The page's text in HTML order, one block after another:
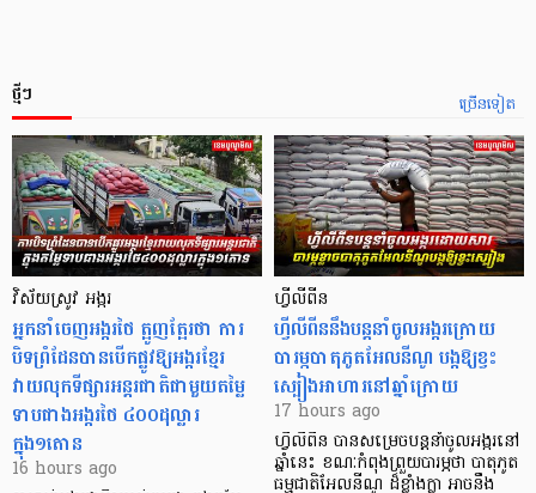
ច្រើនទៀត
ថ្មីៗ
វិស័យស្រូវ អង្ករ
អ្នកនាំចេញអង្ករថៃ ត្អូញត្អែរថា ការ
បិទព្រំដែនបានបើកផ្លូវឱ្យអង្ករខ្មែរ
វាយលុកទីផ្សារអន្តរជាតិជាមួយតម្លៃ
ទាបជាងអង្ករថៃ ៤០០ដុល្លារ
ក្នុង១តោន
16 hours ago
ហ្វីលីពីន
ហ្វីលីពីននឹងបន្តនាំចូលអង្ករក្រោយ
បារម្ភបាតុភូតអែលនីណូ បង្កឱ្យខ្វះ
ស្បៀងអាហារនៅឆ្នាំក្រោយ
17 hours ago
ហ្វីលីពីន បាន​សម្រេចបន្តនាំចូលអង្ករនៅ
ឆ្នាំនេះ ខណៈកំពុងព្រួយបារម្ភថា បាតុភូត
ធម្មជាតិអែលនីណូ ដ៏ខ្លាំងក្លា​ អាចនឹង